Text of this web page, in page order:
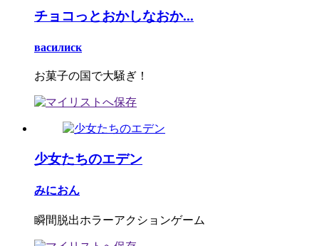
チョコっとおかしなおか...
василиск
お菓子の国で大騒ぎ！
少女たちのエデン
みにおん
瞬間脱出ホラーアクションゲーム